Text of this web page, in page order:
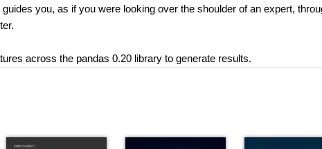
you, as if you were looking over the shoulder of an expert,
across the pandas 0.20 library to generate results.